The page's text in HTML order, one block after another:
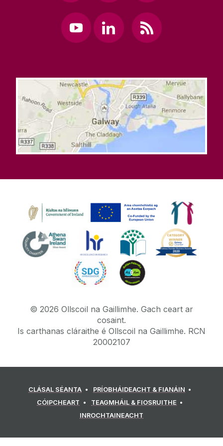
© 2026 Ollscoil na Gaillimhe. Gach ceart ar
cosaint.
Is carthanas cláraithe é Ollscoil na Gaillimhe. RCN
20002107
CLÁSAL SÉANTA
PRÍOBHÁIDEACHT & FIANÁIN
CÓIPCHEART
TEAGMHÁIL & FIOSRUITHE
INROCHTAINEACHT